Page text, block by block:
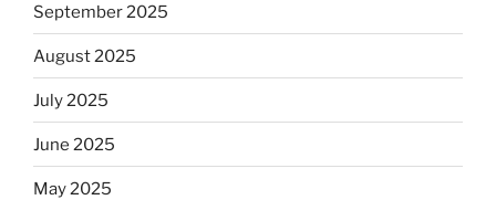
September 2025
August 2025
July 2025
June 2025
May 2025